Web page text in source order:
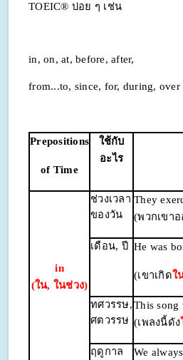
TOEIC® บ่อย ๆ เช่น
in, on, at, before, after,
from...to, since, for, during, over
Prepositions
of Time
ใช้กับ
อะไร
in
(ใน, ในช่วง)
ช่วงเวลา
ของวัน
They
(พวกเขา
เดือน, ปี He was
(เขาเกิดใ
ทศวรรษ,
ศตวรรษ
This song
(เพลงนี้ดัง
ฤดูกาล We